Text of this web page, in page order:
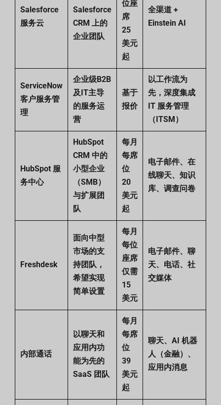
Salesforce
服务云
Salesforce
CRM 上的
企业团队
位座
席
25
美元
起
全渠道 +
Einstein AI
ServiceNow
客户服务管
理
企业级B2B
及IT主导
的服务运
营
基于
报价
以工作流为
先，深度集成
IT 服务管理
（ITSM）
HubSpot 服
务中心
HubSpot
CRM 中的
小型企业
（SMB）
与扩展团
队
每月
每席
位
20
美元
起
电子邮件、在
线聊天、知识
库、调查问卷
Freshdesk
面向中型
市场的支
持团队，
希望实现
简单设置
每月
每位
座席
仅需
15
美元
电子邮件、聊
天、电话、社
交媒体
内部通话
以聊天和
应用内功
能为先的
SaaS 团队
每月
每席
位
39
美元
起
聊天、AI 机器
人（金融）、
应用内消息